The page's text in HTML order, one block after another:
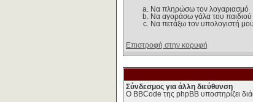
Να πληρώσω τον λογαριασμό
Να αγοράσω γάλα του παιδιού
Να πετάξω τον υπολογιστή μου
Επιστροφή στην κορυφή
Σύνδεσμος για άλλη διεύθυνση
Ο BBCode της phpBB υποστηρίζει